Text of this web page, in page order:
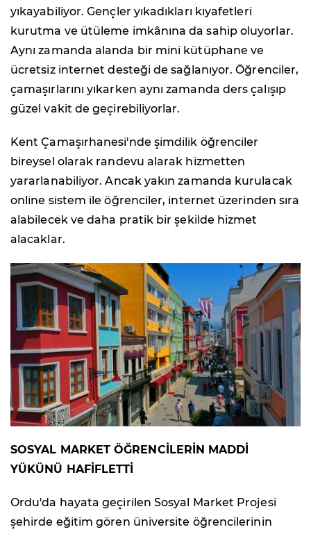
yıkayabiliyor. Gençler yıkadıkları kıyafetleri
kurutma ve ütüleme imkânına da sahip oluyorlar.
Aynı zamanda alanda bir mini kütüphane ve
ücretsiz internet desteği de sağlanıyor. Öğrenciler,
çamaşırlarını yıkarken aynı zamanda ders çalışıp
güzel vakit de geçirebiliyorlar.
Kent Çamaşırhanesi'nde şimdilik öğrenciler
bireysel olarak randevu alarak hizmetten
yararlanabiliyor. Ancak yakın zamanda kurulacak
online sistem ile öğrenciler, internet üzerinden sıra
alabilecek ve daha pratik bir şekilde hizmet
alacaklar.
SOSYAL MARKET ÖĞRENCİLERİN MADDİ
YÜKÜNÜ HAFİFLETTİ
Ordu'da hayata geçirilen Sosyal Market Projesi
şehirde eğitim gören üniversite öğrencilerinin